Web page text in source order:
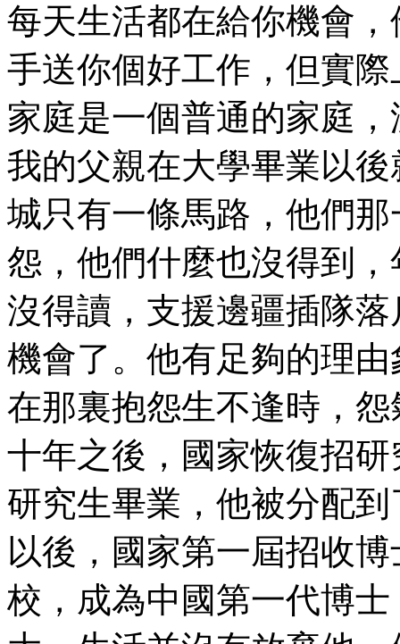
每天生活都在給你機會
手送你個好工作，但實
家庭是一個普通的家庭
我的父親在大學畢業以
城只有一條馬路，他們
怨，他們什麼也沒得到
沒得讀，支援邊疆插隊
機會了。他有足夠的理
在那裏抱怨生不逢時，
十年之後，國家恢復招
研究生畢業，他被分配
以後，國家第一屆招收
校，成為中國第一代博